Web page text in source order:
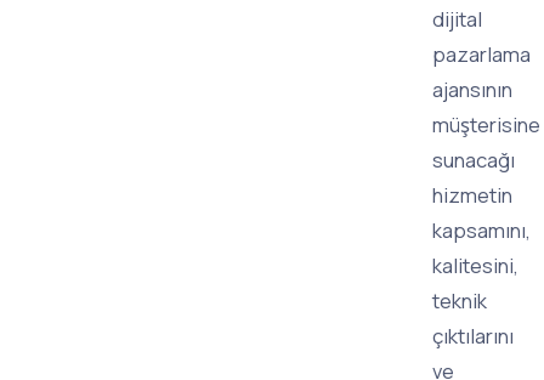
dijital
pazarlama
ajansının
müşterisine
sunacağı
hizmetin
kapsamını,
kalitesini,
teknik
çıktılarını
ve